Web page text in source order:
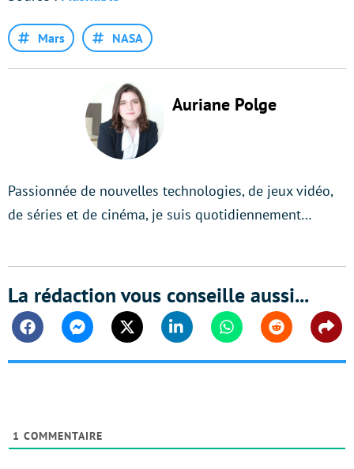
Mars NASA
Auriane Polge
Passionnée de nouvelles technologies, de jeux vidéo,
de séries et de cinéma, je suis quotidiennement…
La rédaction vous conseille aussi...
FacebookMessengerTwitter Linkedin WhatsappReddit
1 COMMENTAIRE